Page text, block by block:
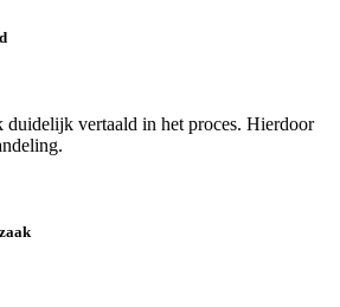
duidelijk vertaald in het proces. Hierdoor